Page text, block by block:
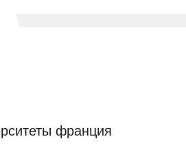
франция